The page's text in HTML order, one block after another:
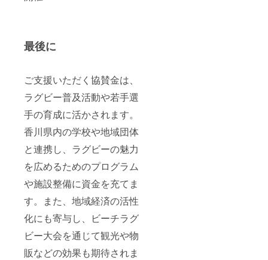
最後に
ご支援いただく協賛金は、
ラグビー普及活動や若手選
手の育成に活かされます。
香川県内の学校や地域団体
と連携し、ラグビーの魅力
を広めるためのプログラム
や施設整備に資金を充てま
す。また、地域経済の活性
化にも寄与し、ビーチラグ
ビー大会を通じて観光や物
販などの効果も期待されま